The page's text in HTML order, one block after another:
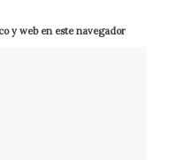
y web en este navegador